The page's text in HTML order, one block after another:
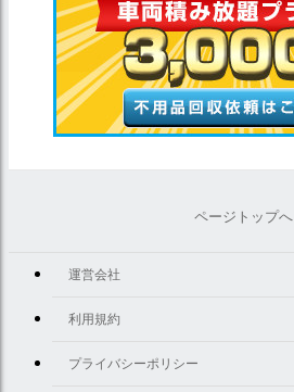
ページトップへ
運営会社
利用規約
プライバシーポリシー